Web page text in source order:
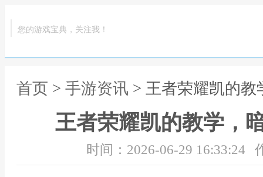
您的游戏宝典，关注我！
首页 > 手游资讯 > 王者荣耀凯的
王者荣耀凯的教学，
时间：2026-06-29 16:33:24